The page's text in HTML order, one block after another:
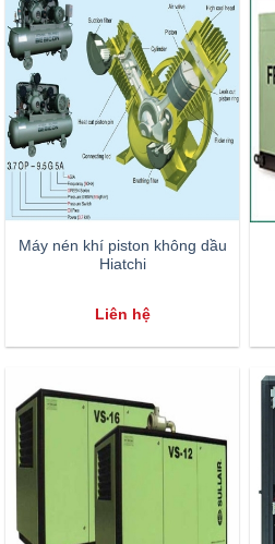
Máy nén khí piston không dầu
Hiatchi
Liên hệ